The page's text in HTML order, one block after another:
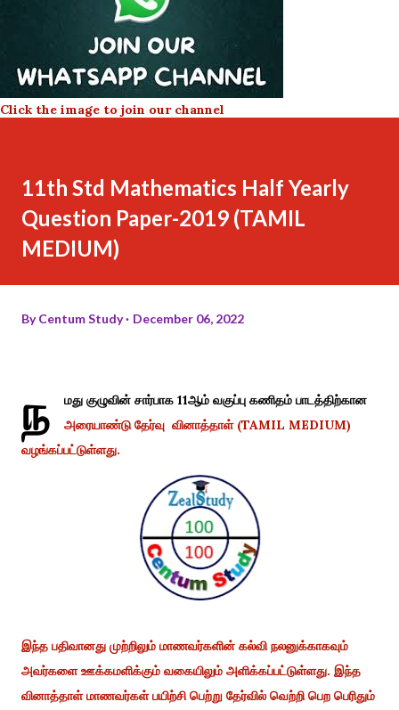
Click the image to join our channel
11th Std Mathematics Half Yearly
Question Paper-2019 (TAMIL
MEDIUM)
ByCentum Study December 06, 2022
ந
மது குழுவின் சார்பாக 11ஆம் வகுப்பு கணிதம் பாடத்திற்கான
அரையாண்டு தேர்வு வினாத்தாள் (TAMIL MEDIUM)
வழங்கப்பட்டுள்ளது.
இந்த பதிவானது முற்றிலும் மாணவர்களின் கல்வி நலனுக்காகவும்
அவர்களை ஊக்கமளிக்கும் வகையிலும் அளிக்கப்பட்டுள்ளது. இந்த
வினாத்தாள் மாணவர்கள் பயிற்சி பெற்று தேர்வில் வெற்றி பெற பெரிதும்